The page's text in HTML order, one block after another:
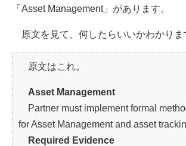
「Asset Management」があります。
原文を見て、何したらいいかわかりま
原文はこれ。
Asset Management
Partner must implement formal
for Asset Management and asset
Required Evidence